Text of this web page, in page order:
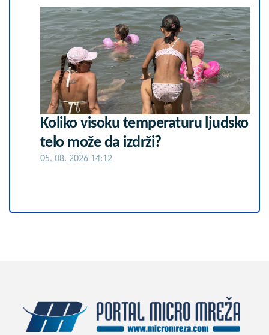
Koliko visoku temperaturu ljudsko
telo može da izdrži?
05. 08. 2026 14:12